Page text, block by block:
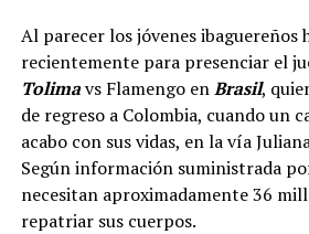
Al parecer los jóvenes ibaguereños
recientemente para presenciar el
Tolimavs Flamengo enBrasil,
de regreso a Colombia, cuando un
acabo con sus vidas, en la vía
Según información suministrada
necesitan aproximadamente 36
repatriar sus cuerpos.